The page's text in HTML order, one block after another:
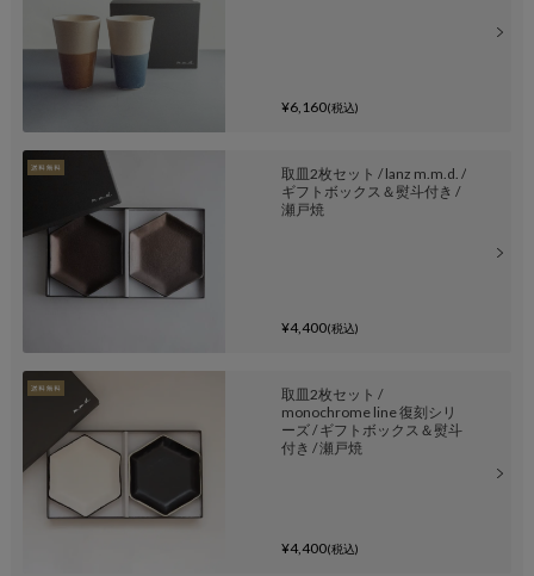
¥6,160(税込)
取皿2枚セット / lanz m.m.d. /
ギフトボックス＆熨斗付き /
瀬戸焼
¥4,400(税込)
取皿2枚セット /
monochrome line 復刻シリ
ーズ / ギフトボックス＆熨斗
付き / 瀬戸焼
¥4,400(税込)